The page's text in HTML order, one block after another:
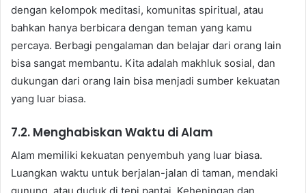
dengan kelompok meditasi, komunitas spiritual, atau
bahkan hanya berbicara dengan teman yang kamu
percaya. Berbagi pengalaman dan belajar dari orang lain
bisa sangat membantu. Kita adalah makhluk sosial, dan
dukungan dari orang lain bisa menjadi sumber kekuatan
yang luar biasa.
7.2. Menghabiskan Waktu di Alam
Alam memiliki kekuatan penyembuh yang luar biasa.
Luangkan waktu untuk berjalan-jalan di taman, mendaki